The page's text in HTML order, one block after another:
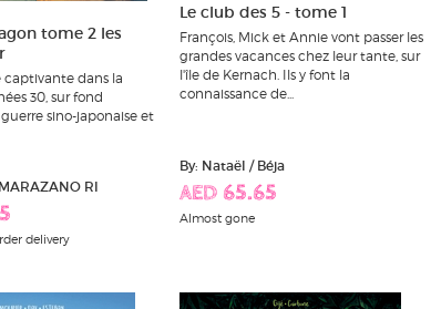
tome 2 les
captivante dans la
30, sur fond
sino-japonaise et
RI
delivery
Le club des 5 - tome 1
François, Mick et Annie vont passer les
grandes vacances chez leur tante, sur
l'île de Kernach. Ils y font la
connaissance de...
By: Nataël / Béja
AED 65.65
Almost gone